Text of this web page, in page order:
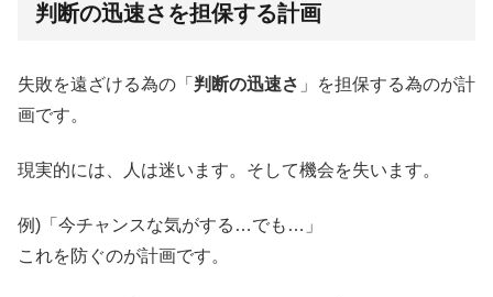
判断の迅速さを担保する計画
失敗を遠ざける為の「 判断の迅速さ 」を担保する為のが計
画です。
現実的には、人は迷います。そして機会を失います。
例)「今チャンスな気がする…でも…」
これを防ぐのが計画です。